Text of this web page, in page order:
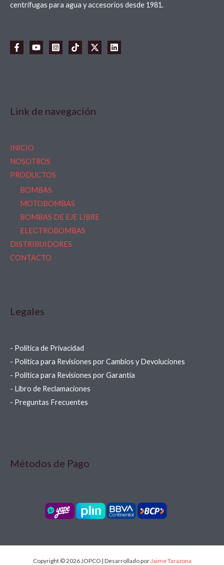
centrífugas para agua y accesorios desde 1981.
Link de navegación
INICIO
NOSOTROS
PRODUCTOS
BOMBAS
MOTOBOMBAS
BOMBAS DE EJE LIBRE
ELECTROBOMBAS
DISTRIBUIDORES
CONTACTO
Legales
- Política de Privacidad
- Política para Revisiones por Cambios y Devoluciones
- Política para Revisiones por Garantía
- Libro de Reclamaciones
- Preguntas Frecuentes
Métodos de Pago
Copyright © 2026 JOPCO | Desarrollado por Jaime Tarazona